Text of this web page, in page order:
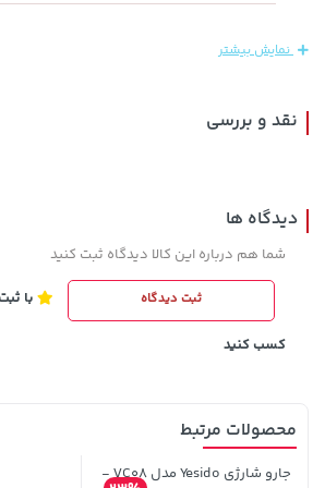
4,740,000
خرید
1,579,000 تومان
نمایش بیشتر
نقد و بررسی
دیدگاه ها
شما هم درباره این کالا دیدگاه ثبت کنید
ثبت دیدگاه
کسب کنید
محصولات مرتبط
جارو شارژی Yesido مدل VC08 -